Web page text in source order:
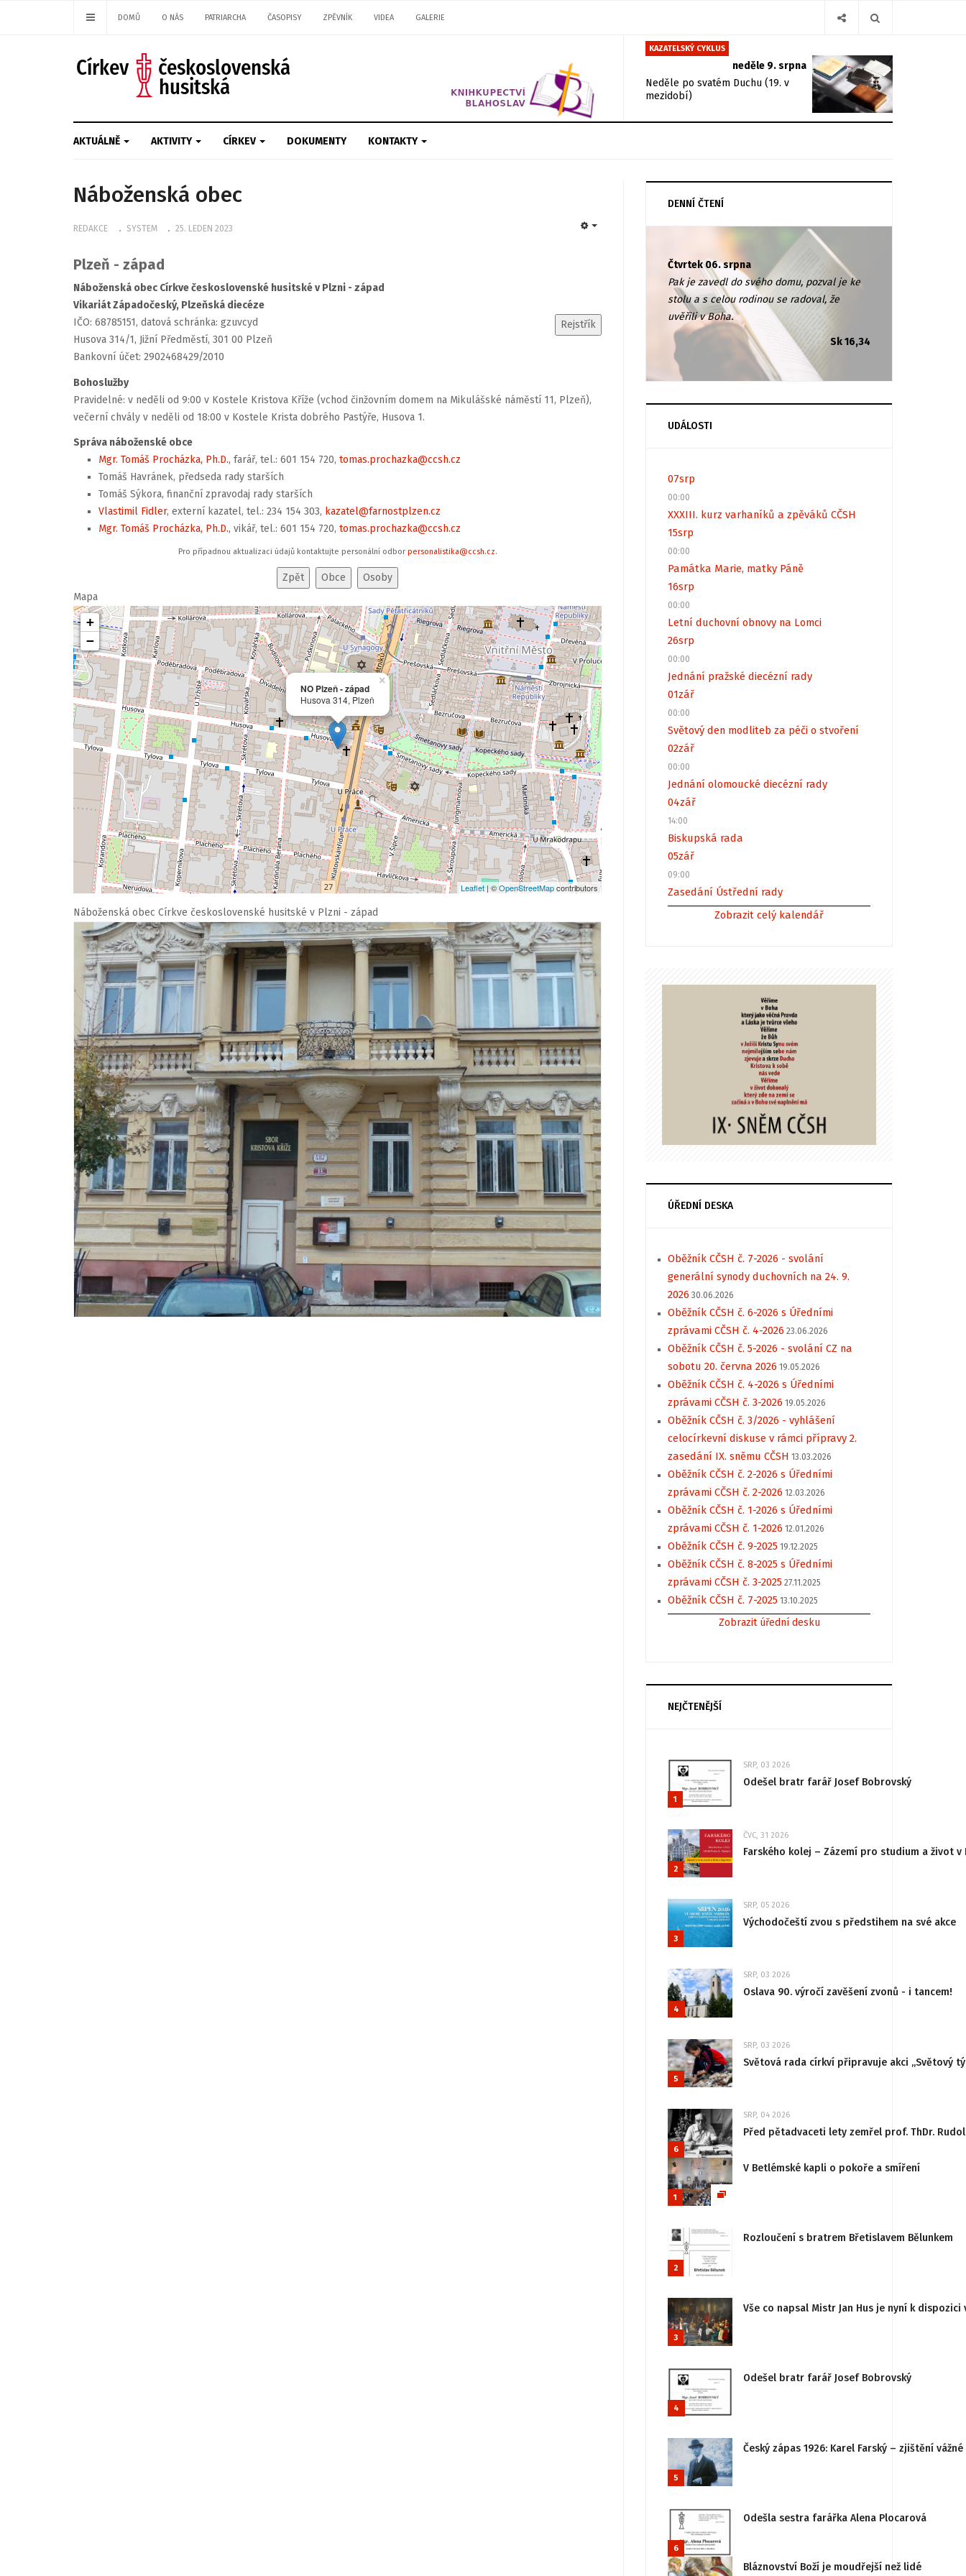
DOMŮ O NÁS PATRIARCHA ČASOPISY ZPĚVNÍK VIDEA GALERIE
KAZATELSKÝ CYKLUS
neděle 9. srpna
Neděle po svatém Duchu (19. v
mezidobí)
AKTUÁLNĚ AKTIVITY CÍRKEV DOKUMENTY KONTAKTY
Náboženská obec
REDAKCE SYSTEM 25. LEDEN 2023
Plzeň - západ
Náboženská obec Církve československé husitské v Plzni - západ
Vikariát Západočeský, Plzeňská diecéze
IČO: 68785151, datová schránka: gzuvcyd
Husova 314/1, Jižní Předměstí, 301 00 Plzeň
Bankovní účet: 2902468429/2010
Bohoslužby
Pravidelné: v neděli od 9:00 v Kostele Kristova Kříže (vchod činžovním domem na Mikulášské náměstí 11, Plzeň),
večerní chvály v neděli od 18:00 v Kostele Krista dobrého Pastýře, Husova 1.
Správa náboženské obce
Mgr. Tomáš Procházka, Ph.D., farář, tel.: 601 154 720, tomas.prochazka@ccsh.cz
Tomáš Havránek, předseda rady starších
Tomáš Sýkora, finanční zpravodaj rady starších
Vlastimil Fidler, externí kazatel, tel.: 234 154 303, kazatel@farnostplzen.cz
Mgr. Tomáš Procházka, Ph.D., vikář, tel.: 601 154 720, tomas.prochazka@ccsh.cz
Pro případnou aktualizaci údajů kontaktujte personální odbor personalistika@ccsh.cz.
Mapa
NO Plzeň - západ
Husova 314, Plzeň
×
+
−
Leaflet| ©OpenStreetMapcontributors
Náboženská obec Církve československé husitské v Plzni - západ
DENNÍ ČTENÍ
Čtvrtek 06. srpna
Pak je zavedl do svého domu, pozval je ke
stolu a s celou rodinou se radoval, že
uvěřili v Boha.
Sk 16,34
UDÁLOSTI
07srp
00:00
XXXIII. kurz varhaníků a zpěváků CČSH
15srp
00:00
Památka Marie, matky Páně
16srp
00:00
Letní duchovní obnovy na Lomci
26srp
00:00
Jednání pražské diecézní rady
01zář
00:00
Světový den modliteb za péči o stvoření
02zář
00:00
Jednání olomoucké diecézní rady
04zář
14:00
Biskupská rada
05zář
09:00
Zasedání Ústřední rady
Zobrazit celý kalendář
ÚŘEDNÍ DESKA
Oběžník CČSH č. 7-2026 - svolání
generální synody duchovních na 24. 9.
2026 30.06.2026
Oběžník CČSH č. 6-2026 s Úředními
zprávami CČSH č. 4-2026 23.06.2026
Oběžník CČSH č. 5-2026 - svolání CZ na
sobotu 20. června 2026 19.05.2026
Oběžník CČSH č. 4-2026 s Úředními
zprávami CČSH č. 3-2026 19.05.2026
Oběžník CČSH č. 3/2026 - vyhlášení
celocírkevní diskuse v rámci přípravy 2.
zasedání IX. sněmu CČSH 13.03.2026
Oběžník CČSH č. 2-2026 s Úředními
zprávami CČSH č. 2-2026 12.03.2026
Oběžník CČSH č. 1-2026 s Úředními
zprávami CČSH č. 1-2026 12.01.2026
Oběžník CČSH č. 9-2025 19.12.2025
Oběžník CČSH č. 8-2025 s Úředními
zprávami CČSH č. 3-2025 27.11.2025
Oběžník CČSH č. 7-2025 13.10.2025
Zobrazit úřední desku
NEJČTENĚJŠÍ
1
SRP, 03 2026
Odešel bratr farář Josef Bobrovský
2
ČVC, 31 2026
Farského kolej – Zázemí pro studium a život v
3
SRP, 05 2026
Východočeští zvou s předstihem na své akce
4
SRP, 03 2026
Oslava 90. výročí zavěšení zvonů - i tancem!
5
SRP, 03 2026
Světová rada církví připravuje akci „Světový
6
SRP, 04 2026
Před pětadvaceti lety zemřel prof. ThDr.
1
V Betlémské kapli o pokoře a smíření
2
Rozloučení s bratrem Břetislavem Bělunkem
3
Vše co napsal Mistr Jan Hus je nyní k
4
Odešel bratr farář Josef Bobrovský
5
Český zápas 1926: Karel Farský – zjištění
6
Odešla sestra farářka Alena Plocarová
Bláznovství Boží je moudřejší než lidé